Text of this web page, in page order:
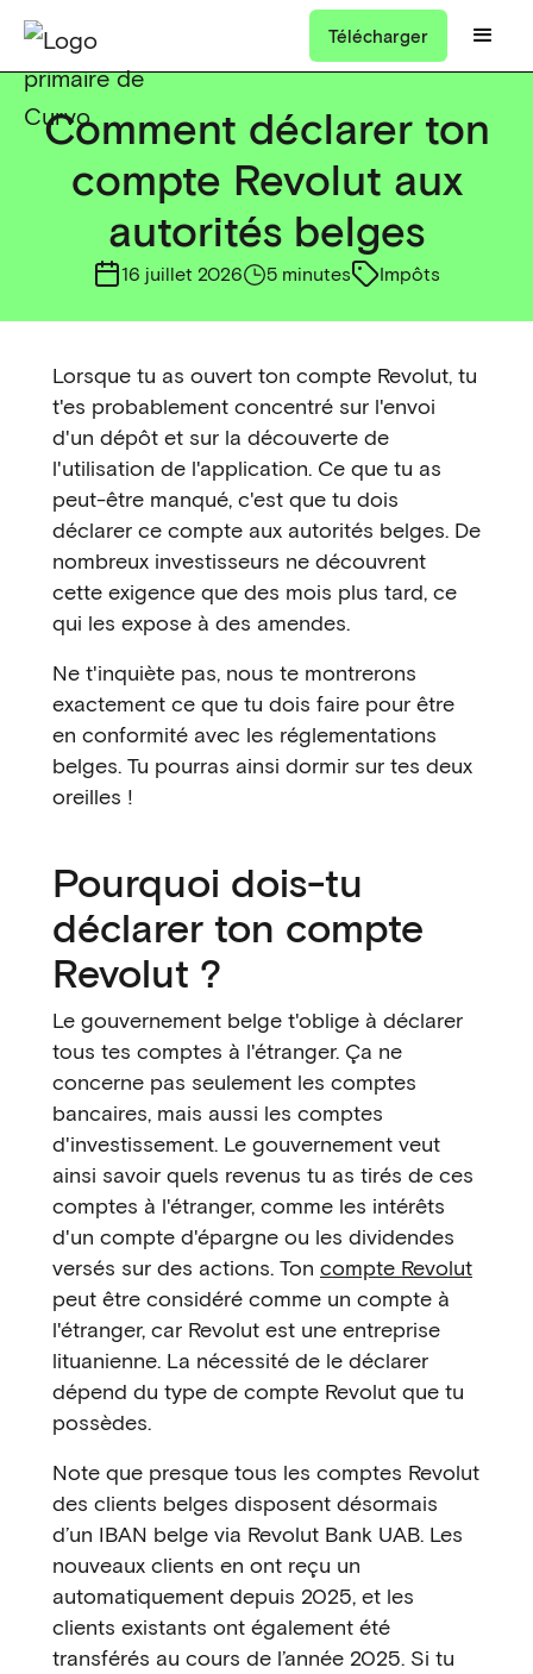
Télécharger
Comment déclarer ton
compte Revolut aux
autorités belges
16 juillet 2026 5 minutes Impôts
Lorsque tu as ouvert ton compte Revolut, tu
t'es probablement concentré sur l'envoi
d'un dépôt et sur la découverte de
l'utilisation de l'application. Ce que tu as
peut-être manqué, c'est que tu dois
déclarer ce compte aux autorités belges. De
nombreux investisseurs ne découvrent
cette exigence que des mois plus tard, ce
qui les expose à des amendes.
Ne t'inquiète pas, nous te montrerons
exactement ce que tu dois faire pour être
en conformité avec les réglementations
belges. Tu pourras ainsi dormir sur tes deux
oreilles !
Pourquoi dois-tu
déclarer ton compte
Revolut ?
Le gouvernement belge t'oblige à déclarer
tous tes comptes à l'étranger. Ça ne
concerne pas seulement les comptes
bancaires, mais aussi les comptes
d'investissement. Le gouvernement veut
ainsi savoir quels revenus tu as tirés de ces
comptes à l'étranger, comme les intérêts
d'un compte d'épargne ou les dividendes
versés sur des actions. Ton compte Revolut
peut être considéré comme un compte à
l'étranger, car Revolut est une entreprise
lituanienne. La nécessité de le déclarer
dépend du type de compte Revolut que tu
possèdes.
Note que presque tous les comptes Revolut
des clients belges disposent désormais
d’un IBAN belge via Revolut Bank UAB. Les
nouveaux clients en ont reçu un
automatiquement depuis 2025, et les
clients existants ont également été
transférés au cours de l’année 2025. Si tu